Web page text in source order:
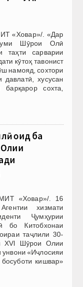
«Ховар»/. «Дар
уми Шӯрои Олӣ
таҳти сарварии
кӯтоҳ тавонист
намояд, сохтори
давлатӣ, хусусан
сохта,
оид ба
«Ховар»/. 16
хизмати
Ҷумҳурии
бо Китобхонаи
таҷлили 30-
XVI Шӯрои Олии
унвони «Иҷлосияи
кишвар»